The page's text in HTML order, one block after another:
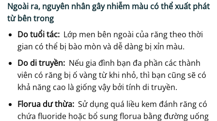
Ngoài ra, nguyên nhân gây nhiễm màu có thể xuất phát
từ bên trong
Do tuổi tác: Lớp men bên ngoài của răng theo thời
gian có thể bị bào mòn và dễ dàng bị xỉn màu.
Do di truyền: Nếu gia đình bạn đa phần các thành
viên có răng bị ố vàng từ khi nhỏ, thì bạn cũng sẽ có
khả năng cao là giống vậy bởi tính di truyền.
Florua dư thừa: Sử dụng quá liều kem đánh răng có
chứa fluoride hoặc bổ sung florua bằng đường uống